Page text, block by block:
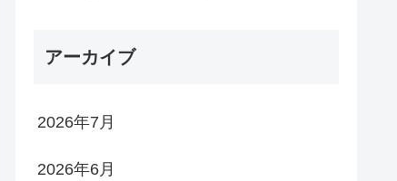
アーカイブ
2026年7月
2026年6月